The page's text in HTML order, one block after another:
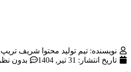
نویسنده: تیم تولید محتوا شریف تریپ
تاریخ انتشار: 31 تیر, 1404 بدون نظر